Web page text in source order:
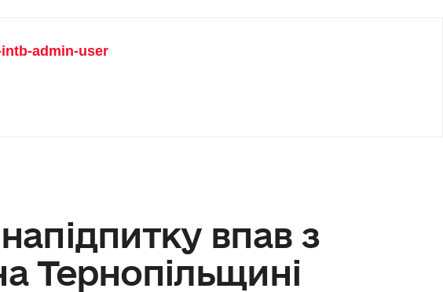
admin-user
впав з
Тернопільщині